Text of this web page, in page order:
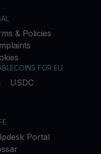
& Policies
FOR EU
USDC
Portal